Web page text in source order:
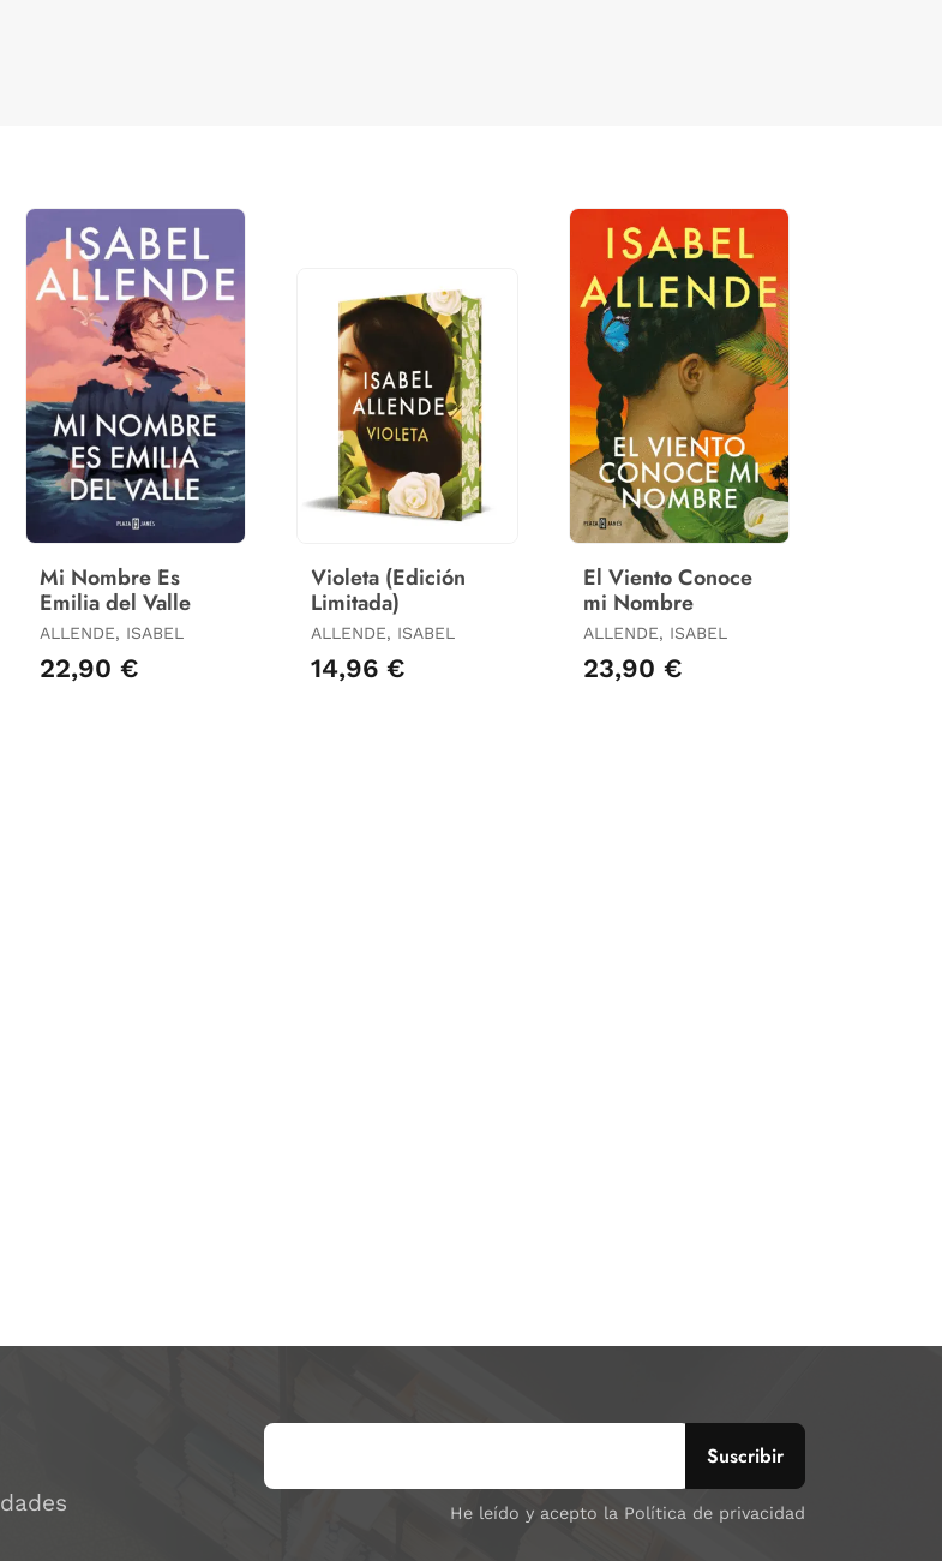
Mi Nombre Es
Emilia del Valle
ALLENDE, ISABEL
22,90 €
Violeta (Edición
Limitada)
ALLENDE, ISABEL
14,96 €
El Viento Conoce
mi Nombre
ALLENDE, ISABEL
23,90 €
He leído y acepto la Política de privacidad